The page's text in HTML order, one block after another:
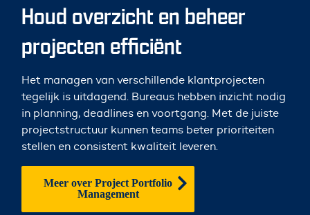
Houd overzicht en beheer
projecten efficiënt
Het managen van verschillende klantprojecten
tegelijk is uitdagend. Bureaus hebben inzicht nodig
in planning, deadlines en voortgang. Met de juiste
projectstructuur kunnen teams beter prioriteiten
stellen en consistent kwaliteit leveren.
Meer over Project Portfolio
Management